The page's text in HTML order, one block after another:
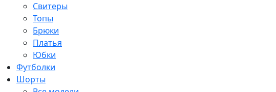
Свитеры
Топы
Брюки
Платья
Юбки
Футболки
Шорты